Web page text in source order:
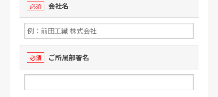
必須 会社名
必須 ご所属部署名